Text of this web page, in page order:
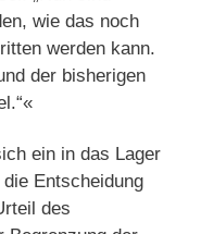
wie das noch
werden kann.
der bisherigen
ein in das Lager
Entscheidung
des